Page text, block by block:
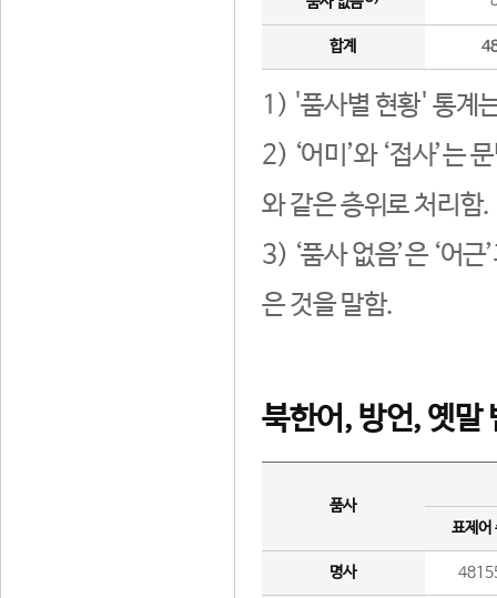
합계
1) '품사별 현황' 통계
2) ‘어미’와 ‘접사’는
와 같은 층위로 처리함.
3) ‘품사 없음’은 ‘어
은 것을 말함.
북한어, 방언, 옛말
품사
표제어
명사